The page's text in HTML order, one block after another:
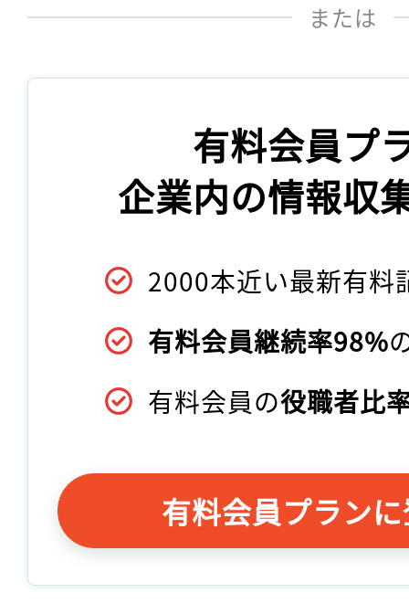
または
有料会員プ
企業内の情報収
2000本近い最新有料
有料会員継続率98%
有料会員の役職者比
有料会員プラン